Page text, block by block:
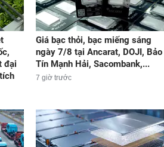
đại
Giá bạc thỏi, bạc miếng sáng
ngày 7/8 tại Ancarat, DOJI, Bảo
Tín Mạnh Hải, Sacombank,...
7 giờ trước